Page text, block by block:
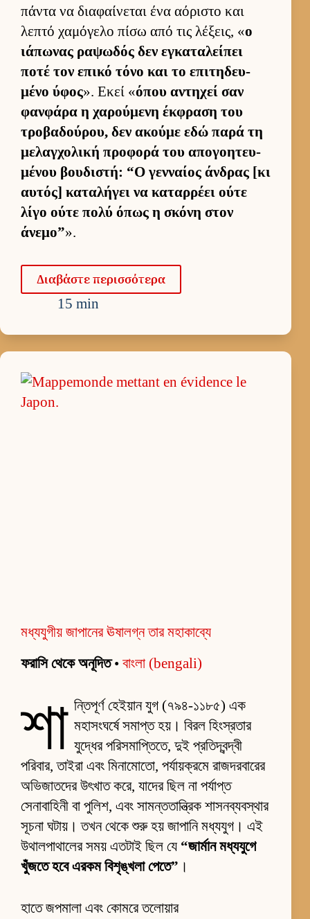
πάντα να δια­φαί­νεται ένα αόριστο και
λεπτό χαμόγελο πίσω από τις λέξεις, «ο
ιάπωνας ραψωδός δεν εγκαταλεί­πει
ποτέ τον επικό τόνο και το επιτηδευ­
μένο ύφος». Εκεί «όπου αντηχεί σαν
φαν­φάρα η χαρού­μενη έκ­φραση του
τροβαδού­ρου, δεν ακούμε εδώ παρά τη
μελαγ­χολική προφορά του απογοη­τευ­
μένου βου­διστή: “Ο γεν­ναίος άν­δρας [κι
αυ­τός] καταλήγει να καταρ­ρέει ούτε
λίγο ούτε πολύ όπως η σκόνη στον
άνεμο”».
Δια­βάστε περισ­σότερα
15 min
মধ্যযুগীয় জাপানের ঊষালগ্ন তার মহাকাব্যে
ফরাসি থেকে অনূদিত• বাংলা (bengali)
শা ন্তিপূর্ণ হেইয়ান যুগ (৭৯৪-১১৮৫) এক
মহাসংঘর্ষে সমাপ্ত হয়। বিরল হিংস্রতার
যুদ্ধের পরিসমাপ্তিতে, দুই প্রতিদ্বন্দ্বী
পরিবার, তাইরা এবং মিনামোতো, পর্যায়ক্রমে রাজদরবারের
অভিজাতদের উৎখাত করে, যাদের ছিল না পর্যাপ্ত
সেনাবাহিনী বা পুলিশ, এবং সামন্ততান্ত্রিক শাসনব্যবস্থার
সূচনা ঘটায়। তখন থেকে শুরু হয় জাপানি মধ্যযুগ। এই
উথালপাথালের সময় এতটাই ছিল যে “জার্মান মধ্যযুগে
খুঁজতে হবে এরকম বিশৃঙ্খলা পেতে” ।
হাতে জপমালা এবং কোমরে তলোয়ার